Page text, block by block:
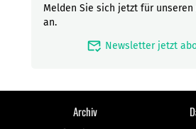
Melden Sie sich jetzt für
an.
mark_email_read Newsletter jetzt
Archiv